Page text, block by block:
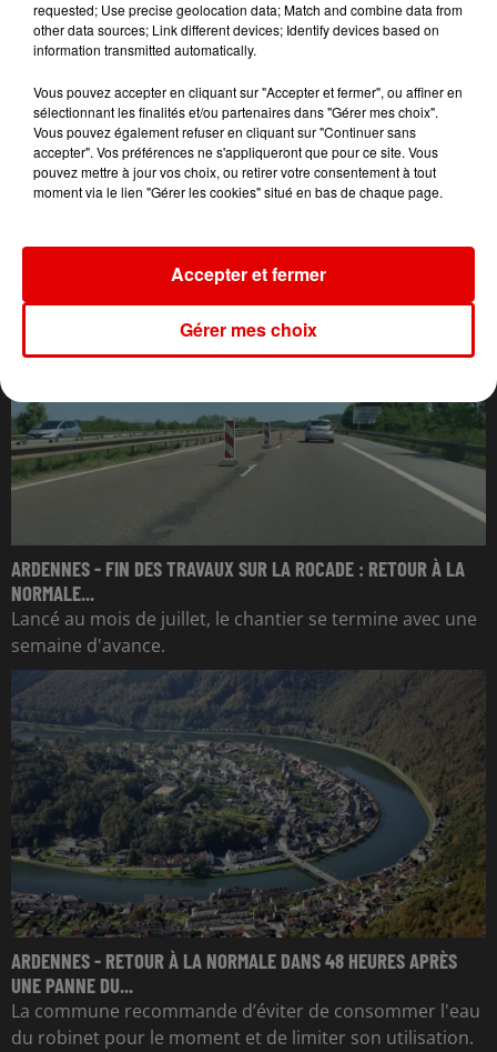
ARDENNES - FIN DES TRAVAUX SUR LA ROCADE : RETOUR À LA
NORMALE...
Lancé au mois de juillet, le chantier se termine avec une
semaine d'avance.
ARDENNES - RETOUR À LA NORMALE DANS 48 HEURES APRÈS
UNE PANNE DU...
La commune recommande d’éviter de consommer l'eau
du robinet pour le moment et de limiter son utilisation.
requested; Use precise geolocation data; Match and combine data from
other data sources; Link different devices; Identify devices based on
information transmitted automatically.
Vous pouvez accepter en cliquant sur "Accepter et fermer", ou affiner en
sélectionnant les finalités et/ou partenaires dans "Gérer mes choix".
Vous pouvez également refuser en cliquant sur "Continuer sans
accepter". Vos préférences ne s'appliqueront que pour ce site. Vous
pouvez mettre à jour vos choix, ou retirer votre consentement à tout
moment via le lien "Gérer les cookies" situé en bas de chaque page.
Gérer mes choix
Accepter et fermer